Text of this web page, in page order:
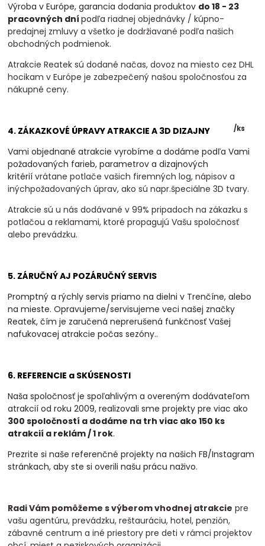
/ks
Výroba v Európe, garancia dodania produktov do 18 - 23
pracovných dnípodľariadnej objednávky / kúpno-
predajnej zmluvy a všetko je dodržiavané podľa našich
obchodných podmienok.
Atrakcie Reatek sú dodané načas, dovoz na miesto cez DHL
hocikam v Európe je zabezpečený našou spoločnosťou za
nákupné ceny.
4. ZÁKAZKOVÉ ÚPRAVY ATRAKCIE A 3D DIZAJNY
Vami objednané atrakcie vyrobíme a dodáme podľa Vami
požadovaných farieb, parametrov a dizajnových
kritérií vrátane potlače vašich firemných log, nápisov a
inýchpožadovaných úprav, ako sú napr.špeciálne 3D tvary.
Atrakcie sú u nás dodávané v 99% pripadoch na zákazku s
potlačou a reklamami, ktoré propagujú Vašu spoločnosť
alebo prevádzku.
5. ZÁRUČNÝ AJ POZÁRUČNÝ SERVIS
Promptný a rýchly servis priamo na dielni v Trenčíne, alebo
na mieste. Opravujeme/servisujeme veci našej značky
Reatek, čím je zaručená neprerušená funkčnosť Vašej
nafukovacej atrakcie počas sezóny..
6. REFERENCIE a SKÚSENOSTI
Naša spoločnosť je spoľahlivým a overeným dodávateľom
atrakcií od roku 2009, realizovalisme projekty pre viac ako
300 spoločností a dodáme na trh viac ako 150 ks
atrakcií a reklám / 1 rok.
Prezrite si naše referenčné projekty na našich FB/Instagram
stránkach, aby ste si overili našu prácu naživo.
Radi Vám pomôžeme s výberom vhodnej atrakcie pre
vašu agentúru, prevádzku, reštauráciu, hotel, penzión,
zábavné centrum a iné priestory pre deti v rámci projektov